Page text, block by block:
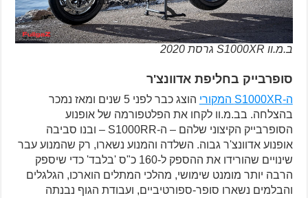
ב.מ.וו S1000XR גרסת 2020
סופרבייק בחליפת אדוונצ'ר
ה-S1000XR המקורי
הוצג כבר לפני 5 שנים ומאז נמכר
בהצלחה. בב.מ.וו לקחו את הפלטפורמה של אופנוע
הסופרבייק הקיצוני שלהם – ה-S1000RR – ובנו סביבה
אופנוע אדוונצ'ר גבוה. השלדה והמנוע נשארו, רק שהמנוע עבר
שינויים שהורידו את ההספק ל-160 כ"ס 'בלבד' כדי שיספק
הרבה יותר מומנט שימושי, מהלכי המתלים הוארכו, הגלגלים
והבלמים נשארו סופר-ספורטיביים, ועבודת הגוף נבנתה